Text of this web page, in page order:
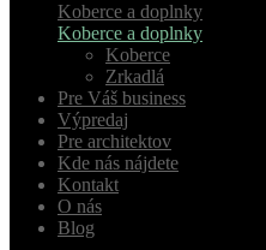
Koberce a doplnky
Koberce a doplnky
Koberce
Zrkadlá
Pre Váš business
Výpredaj
Pre architektov
Kde nás nájdete
Kontakt
O nás
Blog